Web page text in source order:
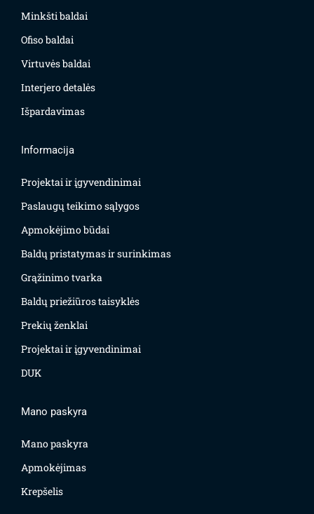
Minkšti baldai
Ofiso baldai
Virtuvės baldai
Interjero detalės
Išpardavimas
Informacija
Projektai ir įgyvendinimai
Paslaugų teikimo sąlygos
Apmokėjimo būdai
Baldų pristatymas ir surinkimas
Grąžinimo tvarka
Baldų priežiūros taisyklės
Prekių ženklai
Projektai ir įgyvendinimai
DUK
Mano paskyra
Mano paskyra
Apmokėjimas
Krepšelis